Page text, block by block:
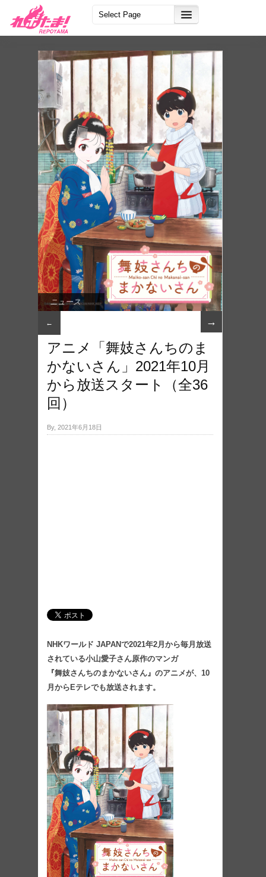
ニュース
← →
アニメ「舞妓さんちのま
かないさん」2021年10月
から放送スタート（全36
回）
By, 2021年6月18日
NHKワールド JAPANで2021年2月から毎月放送
されている小山愛子さん原作のマンガ
『舞妓さんちのまかないさん』のアニメが、10
月からEテレでも放送されます。